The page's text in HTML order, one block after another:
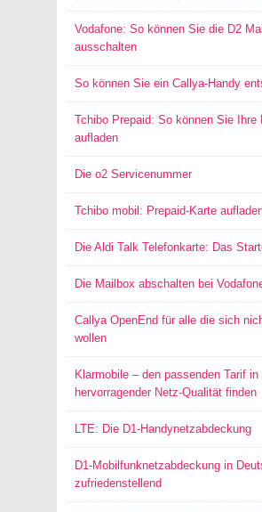
Vodafone: So können Sie die D2
ausschalten
So können Sie ein Callya-Handy
Tchibo Prepaid: So können Sie Ihre
aufladen
Die o2 Servicenummer
Tchibo mobil: Prepaid-Karte
Die Aldi Talk Telefonkarte: Das
Die Mailbox abschalten bei
Callya OpenEnd für alle die sich
wollen
Klarmobile – den passenden Tarif in
hervorragender Netz-Qualität finden
LTE: Die D1-Handynetzabdeckung
D1-Mobilfunknetzabdeckung in
zufriedenstellend